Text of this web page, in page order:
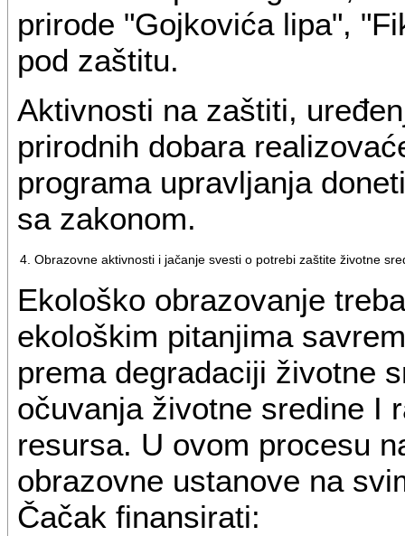
prirode "Gojkovića lipa",
pod zaštitu.
Aktivnosti na zaštiti,
prirodnih dobara
programa upravljanja
sa zakonom.
4. Obrazovne aktivnosti i jačanje svesti o potrebi zaštite životne
Ekološko obrazovanje
ekološkim pitanjima
prema degradaciji životne
očuvanja životne sredine I
resursa. U ovom procesu
obrazovne ustanove na
Čačak finansirati: